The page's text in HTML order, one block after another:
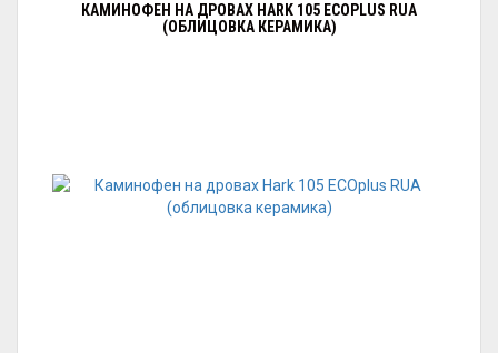
КАМИНОФЕН НА ДРОВАХ HARK 105 ECOPLUS RUA
(ОБЛИЦОВКА КЕРАМИКА)